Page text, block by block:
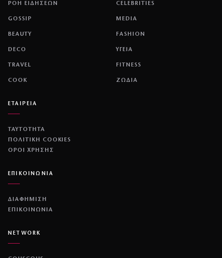
ΡΟΗ ΕΙΔΗΣΕΩΝ CELEBRITIES
GOSSIP MEDIA
BEAUTY FASHION
DECO ΥΓΕΙΑ
TRAVEL FITNESS
COOK ΖΩΔΙΑ
ΕΤΑΙΡΕΙΑ
ΤΑΥΤΟΤΗΤΑ
ΠΟΛΙΤΙΚΉ COOKIES
ΌΡΟΙ ΧΡΉΣΗΣ
ΕΠΙΚΟΙΝΩΝΙΑ
ΔΙΑΦΗΜΙΣΗ
ΕΠΙΚΟΙΝΩΝΙΑ
NETWORK